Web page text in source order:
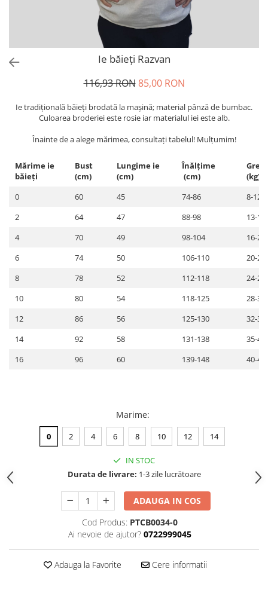
Ie băieți Razvan
116,93 RON 85,00 RON
Ie tradiţională băieți brodată la maşină; material pânză de bumbac.
Culoarea broderiei este rosie iar materialul iei este alb.
Înainte de a alege mărimea, consultați tabelul! Mulțumim!
Mărime ie
băieți
Bust
(cm)
Lungime ie
(cm)
Înălțime
(cm)
(kg)
0
60 45 74-86
8-12
2
64 47 88-98
13-16
4
70 49 98-104
16-20
6
74 50 106-110
20-24
8
78 52 112-118
24-28
10
80 54 118-125
28-32
12
86 56 125-130
32-35
14
92 58 131-138
35-40
16
96 60 139-148 40-48
Marime:
0 2 4 6 8 10 12 14
IN STOC
Durata de livrare: 1-3 zile lucrătoare
ADAUGA IN COS
Cod Produs: PTCB0034-0
Ai nevoie de ajutor? 0722999045
Adauga la Favorite Cere informatii